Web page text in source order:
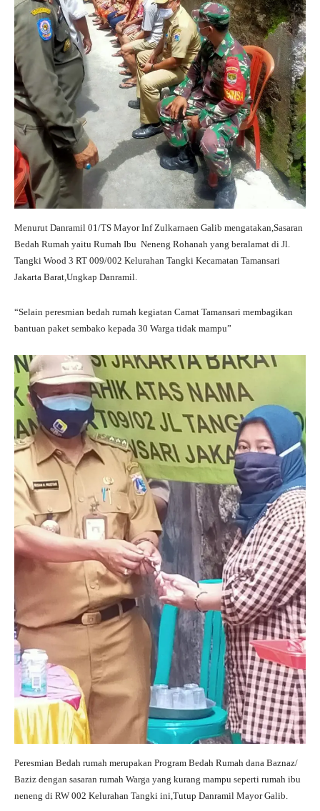
Menurut Danramil 01/TS Mayor Inf Zulkarnaen Galib mengatakan,Sasaran
Bedah Rumah yaitu Rumah Ibu Neneng Rohanah yang beralamat di Jl.
Tangki Wood 3 RT 009/002 Kelurahan Tangki Kecamatan Tamansari
Jakarta Barat,Ungkap Danramil.
“Selain peresmian bedah rumah kegiatan Camat Tamansari membagikan
bantuan paket sembako kepada 30 Warga tidak mampu”
Peresmian Bedah rumah merupakan Program Bedah Rumah dana Baznaz/
Baziz dengan sasaran rumah Warga yang kurang mampu seperti rumah ibu
neneng di RW 002 Kelurahan Tangki ini,Tutup Danramil Mayor Galib.